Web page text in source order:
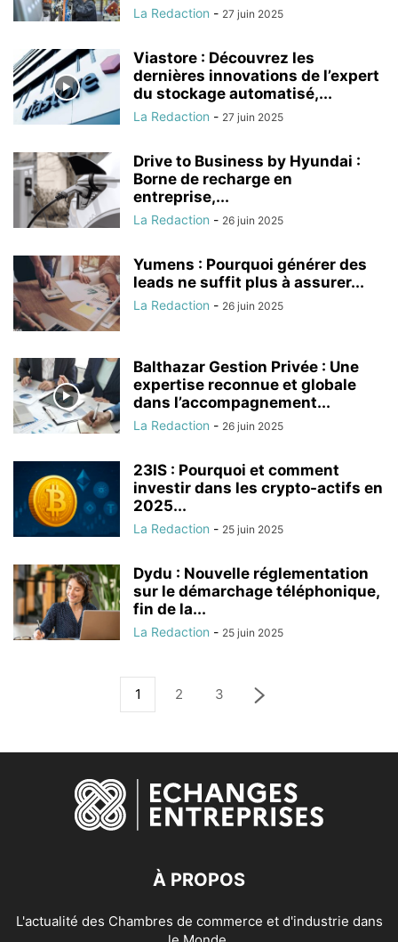
La Redaction - 27 juin 2025
Viastore : Découvrez les
dernières innovations de l’expert
du stockage automatisé,...
La Redaction - 27 juin 2025
Drive to Business by Hyundai :
Borne de recharge en
entreprise,...
La Redaction - 26 juin 2025
Yumens : Pourquoi générer des
leads ne suffit plus à assurer...
La Redaction - 26 juin 2025
Balthazar Gestion Privée : Une
expertise reconnue et globale
dans l’accompagnement...
La Redaction - 26 juin 2025
23IS : Pourquoi et comment
investir dans les crypto-actifs en
2025...
La Redaction - 25 juin 2025
Dydu : Nouvelle réglementation
sur le démarchage téléphonique,
fin de la...
La Redaction - 25 juin 2025
1 2 3
À PROPOS
L'actualité des Chambres de commerce et d'industrie dans